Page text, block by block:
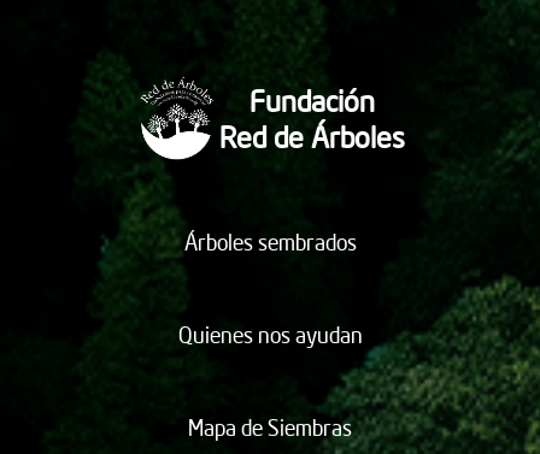
Fundación
Red de Árboles
Árboles sembrados
Quienes nos ayudan
Mapa de Siembras